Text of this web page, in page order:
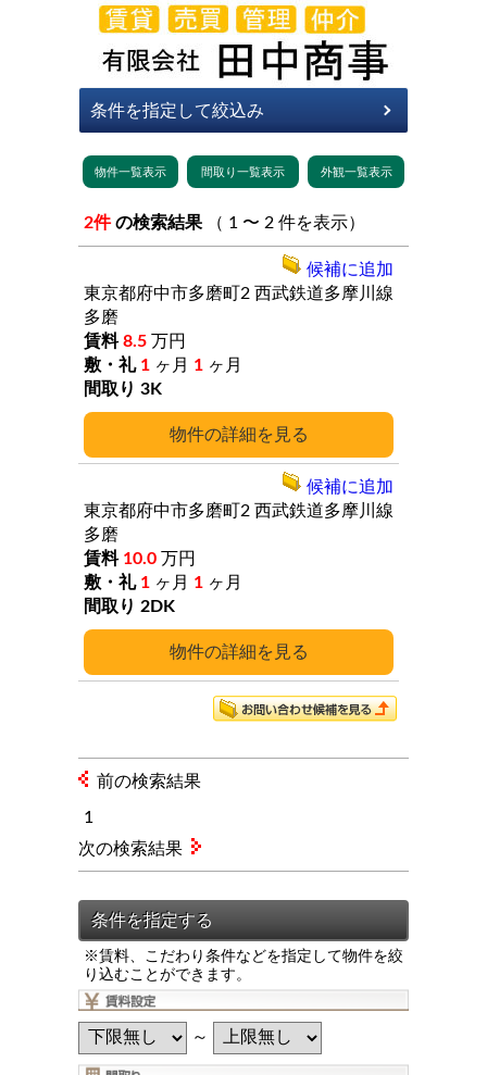
2件 の検索結果 （ 1 〜 2 件を表示）
詳細
東京都府中市多磨町2 西武鉄道多摩川線
多磨
8.5 万円
1 ヶ月 1 ヶ月
3K
候補に追加
詳細
東京都府中市多磨町2 西武鉄道多摩川線
多磨
10.0 万円
1 ヶ月 1 ヶ月
2DK
候補に追加
前の検索結果
1
※賃料、こだわり条件などを指定して物件を絞
り込むことができます。
～